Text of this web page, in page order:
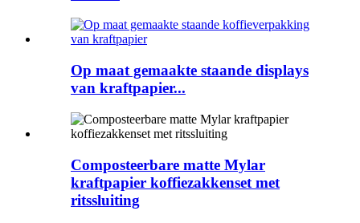
Op maat gemaakte staande displays
van kraftpapier...
Composteerbare matte Mylar
kraftpapier koffiezakkenset met
ritssluiting